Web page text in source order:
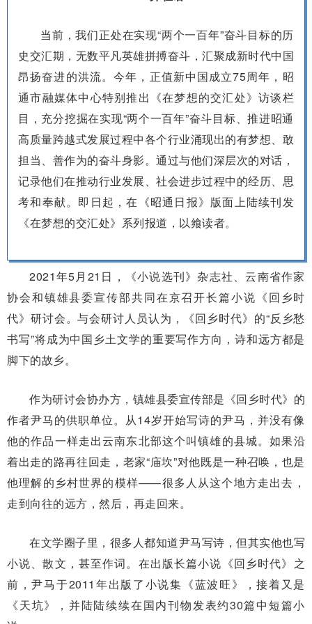
当前，我们正处在实现“两个一百年”奋斗目标的历
史交汇期，无数平凡英雄拼搏奋斗，汇聚成新时代中国
昂扬奋进的洪流。今年，正值新中国成立75周年，昭
通市融媒体中心特别推出《在梦想的交汇处》访谈栏
目，充分挖掘在实现“两个一百年”奋斗目标、推进昭通
高质量跨越式发展过程中各个行业涌现出的有梦想、敢
担当、善作为的奋斗身影。通过与他们深层次的对话，
记录他们在推动行业发展、社会进步过程中的经历、思
考和奉献。即日起，在《昭通日报》版面上陆续刊发
《在梦想的交汇处》系列报道，以飨读者。
2021年5月21日，《小说选刊》杂志社、云南省作家
协会和镇雄县委宣传部共同在京召开长篇小说《回乡时
代》研讨会。与会研讨人员认为，《回乡时代》的“反乡愁
书写”将成为中国乡土文学的重要写作方向，诗和远方都是
脚下的故乡。
作为研讨会协办方，镇雄县委宣传部是《回乡时代》的
作者尹马的供职单位。从14岁开始写诗的尹马，并没有像
他的作品一样走出云南东北部这个叫镇雄的县城。如果沿
着出走的路再往回走，老家“庙坎”对他既是一种召唤，也是
他理解的乡村世界的模样——很多人从这个地方走出去，
走到向往的远方，然后，再走回来。
在文学圈子里，很多人都知道尹马写诗，但其实他也写
小说、散文，甚至作词。在出版长篇小说《回乡时代》之
前，尹马于2011年出版了小说集《蓝波旺》，接着又是
《天坑》，并陆陆续续在国内刊物发表约30篇中短篇小